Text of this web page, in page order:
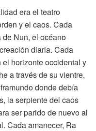
era el teatro
y el caos. Cada
de Nun, el océano
diaria. Cada
el horizonte occidental y
a través de su vientre,
donde debía
la serpiente del caos
ser parido de nuevo al
Cada amanecer, Ra